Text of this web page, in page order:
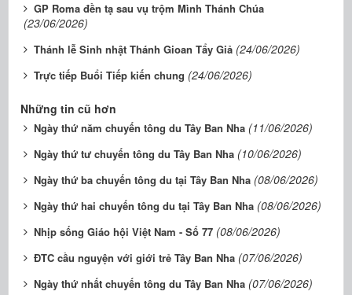
GP Roma đền tạ sau vụ trộm Mình Thánh Chúa
(23/06/2026)
Thánh lễ Sinh nhật Thánh Gioan Tẩy Giả (24/06/2026)
Trực tiếp Buổi Tiếp kiến chung (24/06/2026)
Những tin cũ hơn
Ngày thứ năm chuyến tông du Tây Ban Nha (11/06/2026)
Ngày thứ tư chuyến tông du Tây Ban Nha (10/06/2026)
Ngày thứ ba chuyến tông du tại Tây Ban Nha (08/06/2026)
Ngày thứ hai chuyến tông du tại Tây Ban Nha (08/06/2026)
Nhịp sống Giáo hội Việt Nam - Số 77 (08/06/2026)
ĐTC cầu nguyện với giới trẻ Tây Ban Nha (07/06/2026)
Ngày thứ nhất chuyến tông du Tây Ban Nha (07/06/2026)